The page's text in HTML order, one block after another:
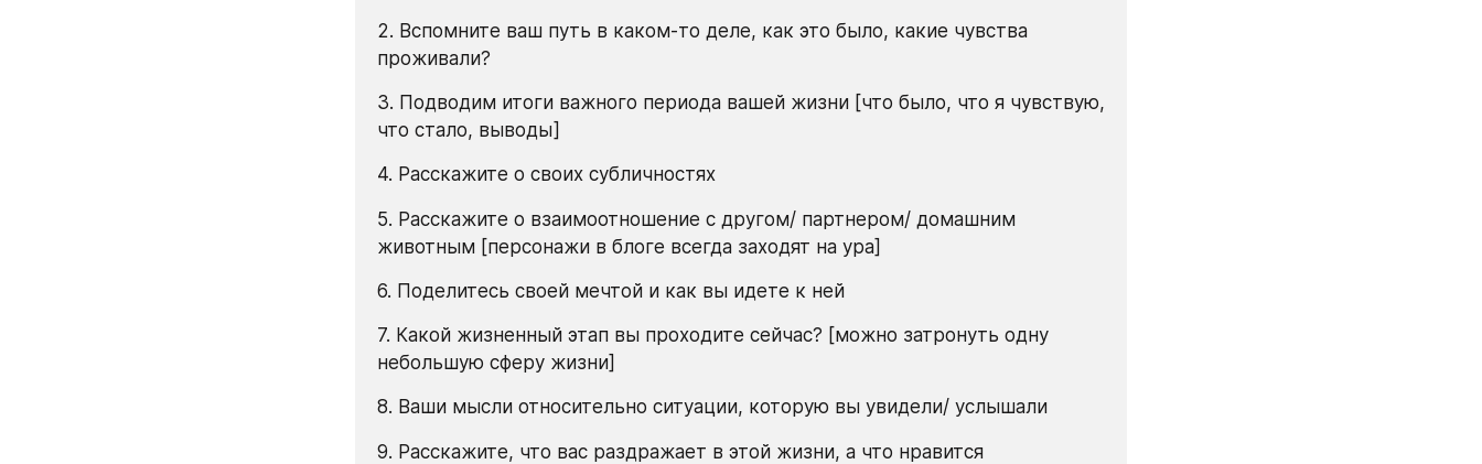
2. Вспомните ваш путь в каком-то деле, как это было, какие чувства
проживали?
3. Подводим итоги важного периода вашей жизни [что было, что я чувствую,
что стало, выводы]
4. Расскажите о своих субличностях
5. Расскажите о взаимоотношение с другом/ партнером/ домашним
животным [персонажи в блоге всегда заходят на ура]
6. Поделитесь своей мечтой и как вы идете к ней
7. Какой жизненный этап вы проходите сейчас? [можно затронуть одну
небольшую сферу жизни]
8. Ваши мысли относительно ситуации, которую вы увидели/ услышали
9. Расскажите, что вас раздражает в этой жизни, а что нравится